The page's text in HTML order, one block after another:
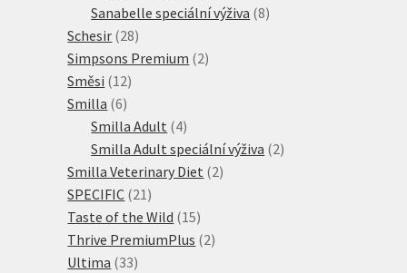
produkt
Sanabelle speciální výživa 88
Schesir 2828
produktů
Simpsons Premium 22
Směsi 1212
Smilla 66
produktů
Smilla Adult 44
produkty
Smilla Adult speciální výživa 22
Smilla Veterinary Diet 22
SPECIFIC 21 21
produktů
Taste of the Wild 1515
produktů
Thrive PremiumPlus 22
Ultima 3333